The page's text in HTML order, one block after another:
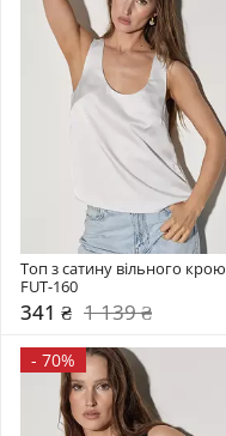
Топ з сатину вільного крою
FUT-160
341 ₴ 1 139 ₴
- 70%